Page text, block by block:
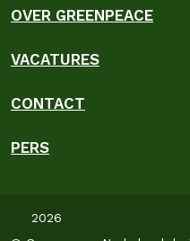
OVER GREENPEACE
VACATURES
CONTACT
PERS
2026